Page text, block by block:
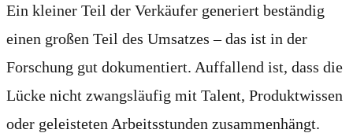
Ein kleiner Teil der Verkäufer generiert beständig
einen großen Teil des Umsatzes – das ist in der
Forschung gut dokumentiert. Auffallend ist, dass die
Lücke nicht zwangsläufig mit Talent, Produktwissen
oder geleisteten Arbeitsstunden zusammenhängt.